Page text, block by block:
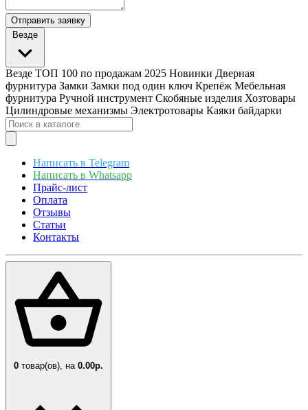
Отправить заявку
Везде
Везде ТОП 100 по продажам 2025 Новинки Дверная
фурнитура Замки Замки под один ключ Крепёж Мебельная
фурнитура Ручной инструмент Скобяные изделия Хозтовары
Цилиндровые механизмы Электротовары Каяки байдарки
Написать в Telegram
Написать в Whatsapp
Прайс-лист
Оплата
Отзывы
Статьи
Контакты
0 товар(ов), на 0.00р.